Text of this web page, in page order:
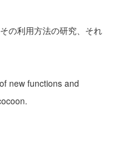
の利用方法の研究、それ
new functions and